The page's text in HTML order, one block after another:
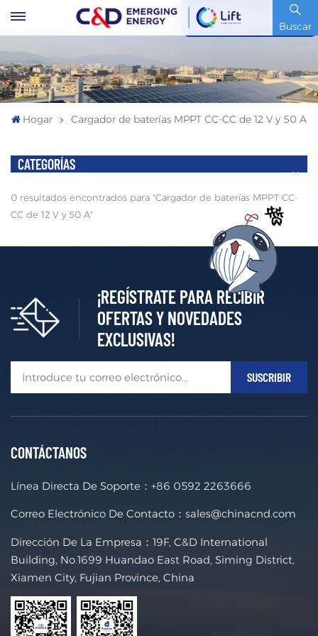
Buscar
Código De Stock : 600153.SH
Hogar Cargador de baterías MPPT CC-CC de 12 V y 50 A
CATEGORÍAS
0 resultados encontrados para "Cargador de baterías MPPT CC-
CC de 12 V y 50 A"
¡REGÍSTRATE PARA RECIBIR
OFERTAS Y NOVEDADES
EXCLUSIVAS!
CONTÁCTANOS
Línea Directa De Soporte： +86 0592 2263666
Correo Electrónico De Contacto： sales@chinacnd.com
Dirección De La Empresa：19F, C&D International
Building, No.1699 Huandao East Road, Siming District,
Xiamen City, Fujian Province, China